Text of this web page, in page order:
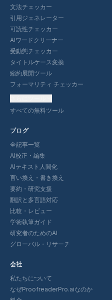
文法チェッカー
引用ジェネレーター
可読性チェッカー
AIワードクリーナー
受動態チェッカー
タイトルケース変換
縮約展開ツール
フォーマリティ チェッカー
すべての無料ツール
ブログ
全記事一覧
AI校正・編集
AIテキスト人間化
言い換え・書き換え
要約・研究支援
翻訳と多言語対応
比較・レビュー
学術執筆ガイド
研究者のためのAI
グローバル・リサーチ
会社
私たちについて
なぜProofreaderPro.aiなのか